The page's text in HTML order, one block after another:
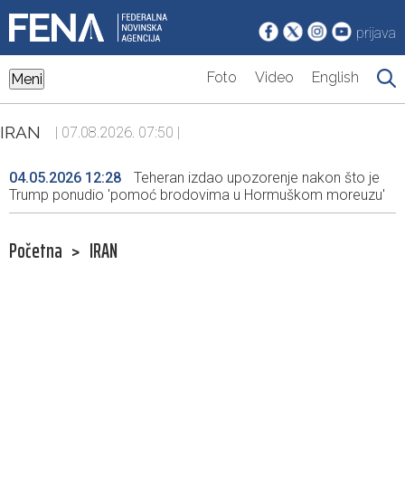
prijava
Meni Foto Video English
IRAN | 07.08.2026. 07:50 |
04.05.2026 12:28
Teheran izdao upozorenje nakon što je
Trump ponudio 'pomoć brodovima u Hormuškom moreuzu'
Početna > IRAN